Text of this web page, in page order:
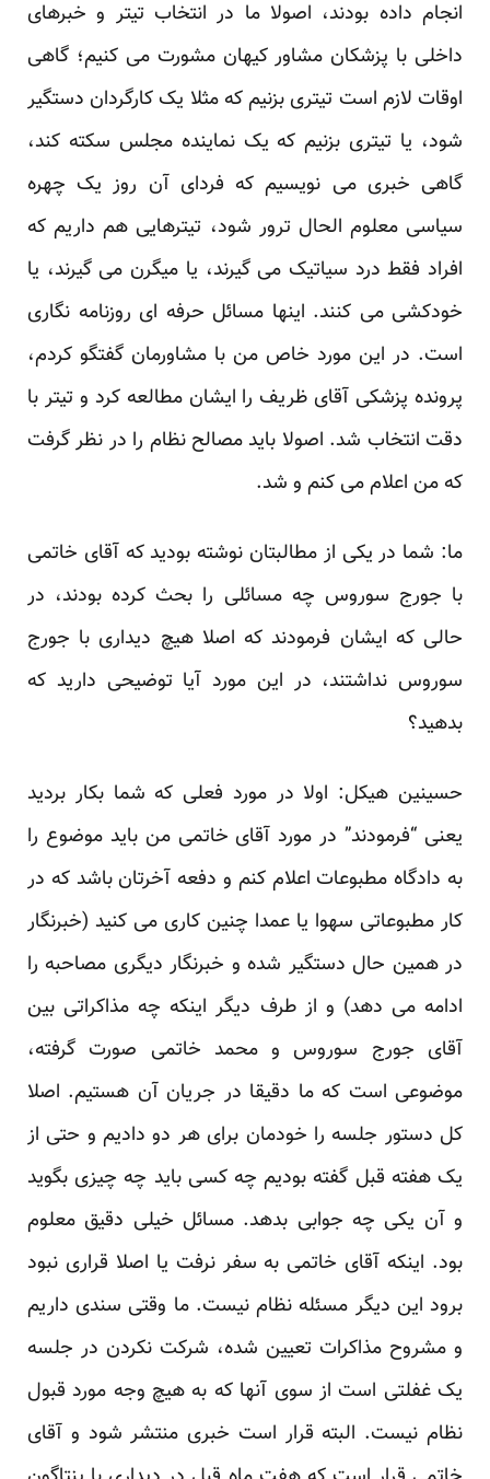
انجام داده بودند، اصولا ما در انتخاب تیتر و خبرهای
داخلی با پزشکان مشاور کیهان مشورت می کنیم؛ گاهی
اوقات لازم است تیتری بزنیم که مثلا یک کارگردان دستگیر
شود، یا تیتری بزنیم که یک نماینده مجلس سکته کند،
گاهی خبری می نویسیم که فردای آن روز یک چهره
سیاسی معلوم الحال ترور شود، تیترهایی هم داریم که
افراد فقط درد سیاتیک می گیرند، یا میگرن می گیرند، یا
خودکشی می کنند. اینها مسائل حرفه ای روزنامه نگاری
است. در این مورد خاص من با مشاورمان گفتگو کردم،
پرونده پزشکی آقای ظریف را ایشان مطالعه کرد و تیتر با
دقت انتخاب شد. اصولا باید مصالح نظام را در نظر گرفت
که من اعلام می کنم و شد.
ما: شما در یکی از مطالبتان نوشته بودید که آقای خاتمی
با جورج سوروس چه مسائلی را بحث کرده بودند، در
حالی که ایشان فرمودند که اصلا هیچ دیداری با جورج
سوروس نداشتند، در این مورد آیا توضیحی دارید که
بدهید؟
حسینین هیکل: اولا در مورد فعلی که شما بکار بردید
یعنی “فرمودند” در مورد آقای خاتمی من باید موضوع را
به دادگاه مطبوعات اعلام کنم و دفعه آخرتان باشد که در
کار مطبوعاتی سهوا یا عمدا چنین کاری می کنید (خبرنگار
در همین حال دستگیر شده و خبرنگار دیگری مصاحبه را
ادامه می دهد) و از طرف دیگر اینکه چه مذاکراتی بین
آقای جورج سوروس و محمد خاتمی صورت گرفته،
موضوعی است که ما دقیقا در جریان آن هستیم. اصلا
کل دستور جلسه را خودمان برای هر دو دادیم و حتی از
یک هفته قبل گفته بودیم چه کسی باید چه چیزی بگوید
و آن یکی چه جوابی بدهد. مسائل خیلی دقیق معلوم
بود. اینکه آقای خاتمی به سفر نرفت یا اصلا قراری نبود
برود این دیگر مسئله نظام نیست. ما وقتی سندی داریم
و مشروح مذاکرات تعیین شده، شرکت نکردن در جلسه
یک غفلتی است از سوی آنها که به هیچ وجه مورد قبول
نظام نیست. البته قرار است خبری منتشر شود و آقای